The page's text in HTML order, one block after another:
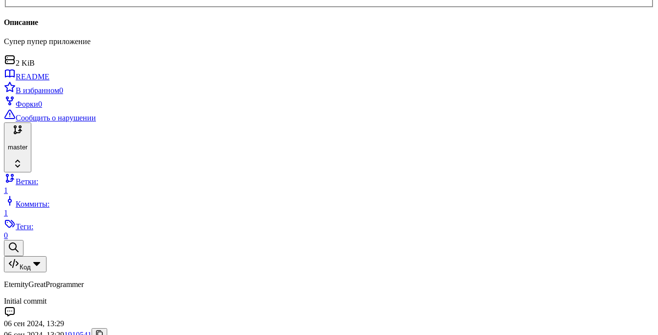
Описание
Супер пупер приложение
2 KiB
README
В избранном0
Форки0
Сообщить о нарушении
master
Ветки:
1
Коммиты:
1
Теги:
0
Код
EternityGreatProgrammer
Initial commit
06 сен 2024, 13:29